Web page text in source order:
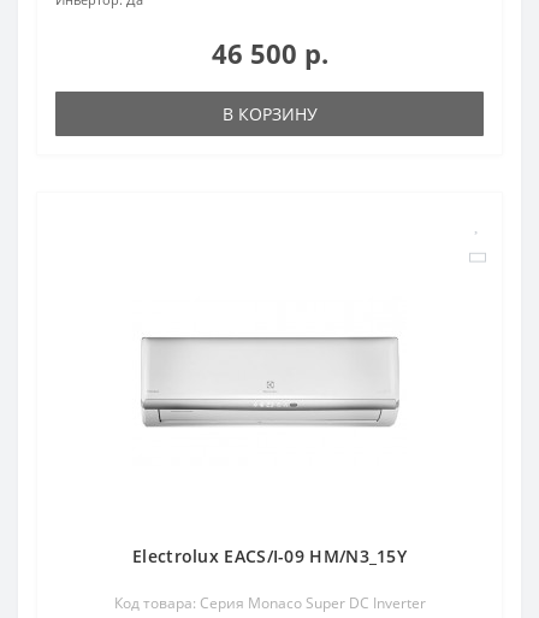
46 500 р.
В КОРЗИНУ
Electrolux EACS/I-09 HM/N3_15Y
Код товара: Серия Monaco Super DC Inverter